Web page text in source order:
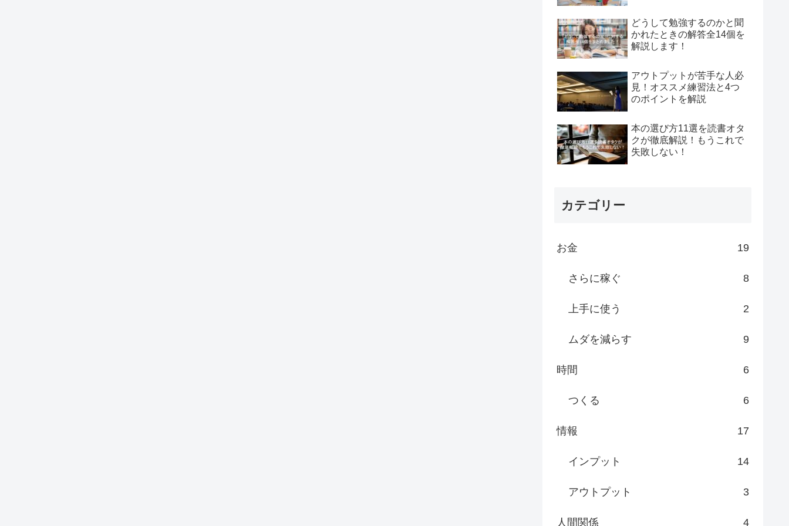
どうして勉強するのかと聞
かれたときの解答全14個を
解説します！
アウトプットが苦手な人必
見！オススメ練習法と4つ
のポイントを解説
本の選び方11選を読書オタ
クが徹底解説！もうこれで
失敗しない！
カテゴリー
お金 19
さらに稼ぐ 8
上手に使う 2
ムダを減らす 9
時間 6
つくる 6
情報 17
インプット 14
アウトプット 3
人間関係 4